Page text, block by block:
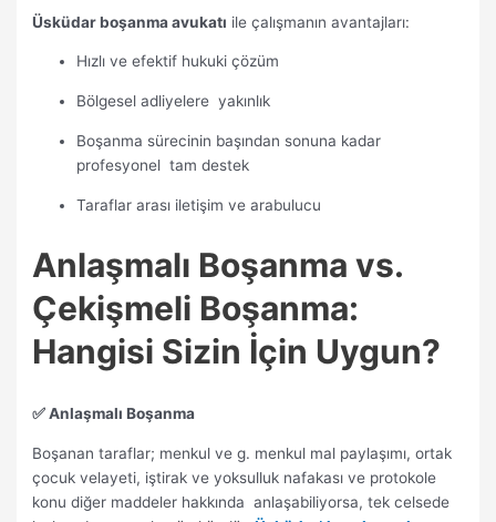
Üsküdar boşanma avukatı ile çalışmanın avantajları:
Hızlı ve efektif hukuki çözüm
Bölgesel adliyelere yakınlık
Boşanma sürecinin başından sonuna kadar
profesyonel tam destek
Taraflar arası iletişim ve arabulucu
Anlaşmalı Boşanma vs.
Çekişmeli Boşanma:
Hangisi Sizin İçin Uygun?
✅ Anlaşmalı Boşanma
Boşanan taraflar; menkul ve g. menkul mal paylaşımı, ortak
çocuk velayeti, iştirak ve yoksulluk nafakası ve protokole
konu diğer maddeler hakkında anlaşabiliyorsa, tek celsede